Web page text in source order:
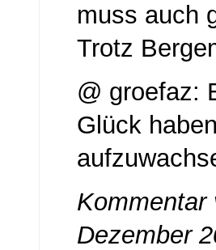
muss auch
Trotz
@ groefaz:
Glück
Kommentar
Dezember